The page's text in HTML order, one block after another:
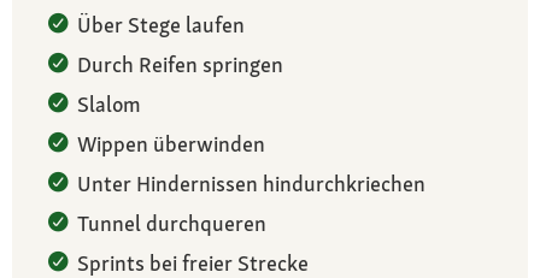
Über Stege laufen
Durch Reifen springen
Slalom
Wippen überwinden
Unter Hindernissen hindurchkriechen
Tunnel durchqueren
Sprints bei freier Strecke